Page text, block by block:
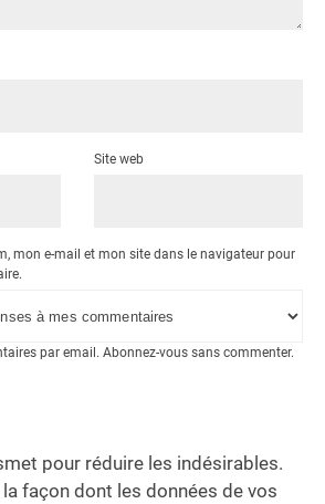
Site web
mon e-mail et mon site dans le navigateur pour
par email. Abonnez-vous sans commenter.
pour réduire les indésirables.
façon dont les données de vos